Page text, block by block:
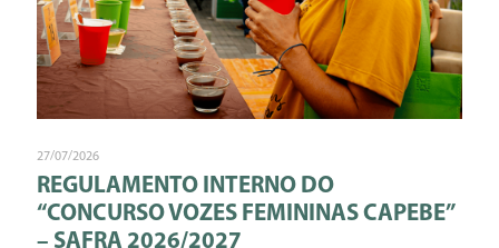
27/07/2026
REGULAMENTO INTERNO DO
“CONCURSO VOZES FEMININAS CAPEBE”
– SAFRA 2026/2027